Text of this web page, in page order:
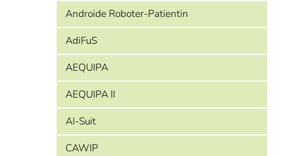
Androide Roboter-Patientin
AdiFuS
AEQUIPA
AEQUIPA II
AI-Suit
CAWIP